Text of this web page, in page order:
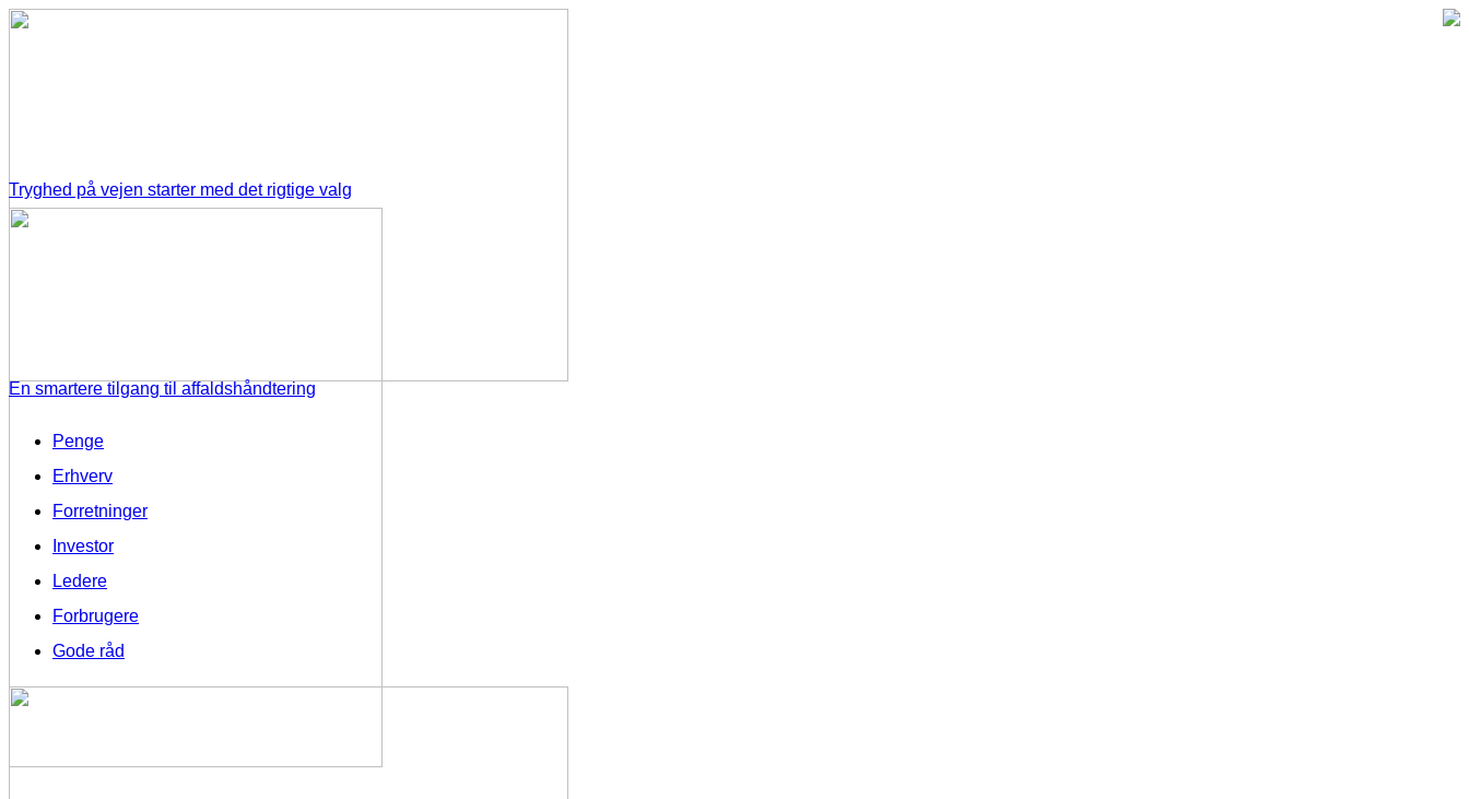
Tryghed på vejen starter med det rigtige valg
En smartere tilgang til affaldshåndtering
Penge
Erhverv
Forretninger
Investor
Ledere
Forbrugere
Gode råd